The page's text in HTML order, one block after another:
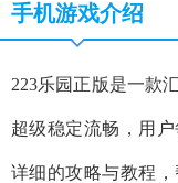
手机游戏介绍
223乐园正版是一款
超级稳定流畅，用
详细的攻略与教程